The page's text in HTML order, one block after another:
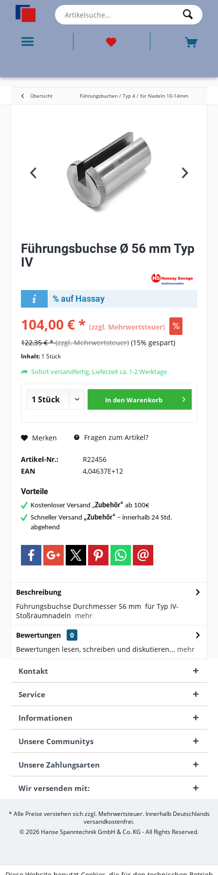
Übersicht Führungsbuchen / Typ 4 / für Nadeln 10-14mm
Führungsbuchse Ø 56 mm Typ
IV
% auf Hassay
104,00 € *(zzgl. Mehrwertsteuer)
122,35 € *(zzgl. Mehrwertsteuer) (15% gespart)
Inhalt: 1 Stück
Sofort versandfertig, Lieferzeit ca. 1-2 Werktage
In den Warenkorb
Merken Fragen zum Artikel?
Artikel-Nr.:
R22456
EAN
4,04637E+12
Vorteile
Kostenloser Versand „Zubehör“ ab 100€
Schneller Versand „Zubehör“ – innerhalb 24 Std.
abgehend
Beschreibung
Führungsbuchse Durchmesser 56 mm für Typ IV-
Stoßräumnadeln mehr
Bewertungen
0
Bewertungen lesen, schreiben und diskutieren... mehr
Kontakt
Service
Informationen
Unsere Communitys
Unsere Zahlungsarten
Wir versenden mit:
* Alle Preise verstehen sich zzgl. Mehrwertsteuer. Innerhalb Deutschlands
versandkostenfrei.
© 2026 Hanse Spanntechnik GmbH & Co. KG - All Rights Reserved.